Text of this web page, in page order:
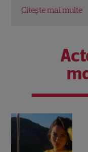
Citește mai multe